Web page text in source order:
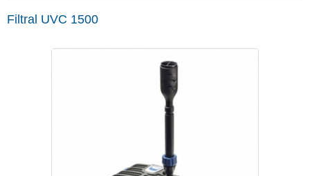
Filtral UVC 1500